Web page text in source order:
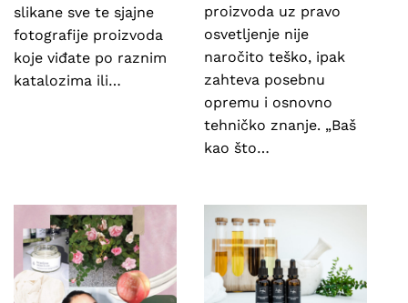
slikane sve te sjajne
fotografije proizvoda
koje viđate po raznim
katalozima ili…
proizvoda uz pravo
osvetljenje nije
naročito teško, ipak
zahteva posebnu
opremu i osnovno
tehničko znanje. „Baš
kao što…